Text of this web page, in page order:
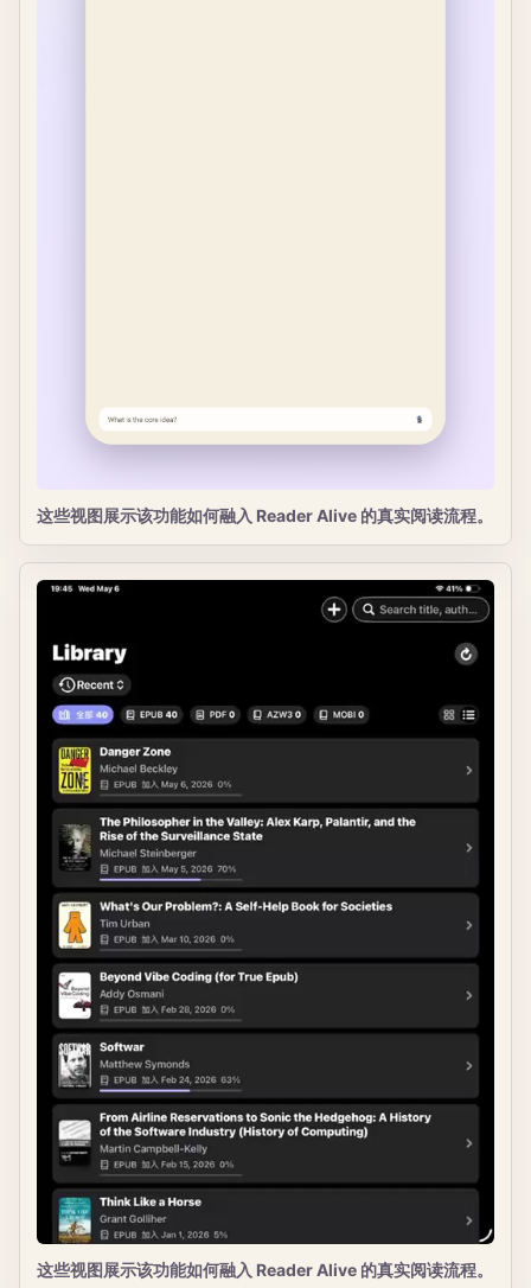
这些视图展示该功能如何融入 Reader Alive 的真实阅读流程。
这些视图展示该功能如何融入 Reader Alive 的真实阅读流程。